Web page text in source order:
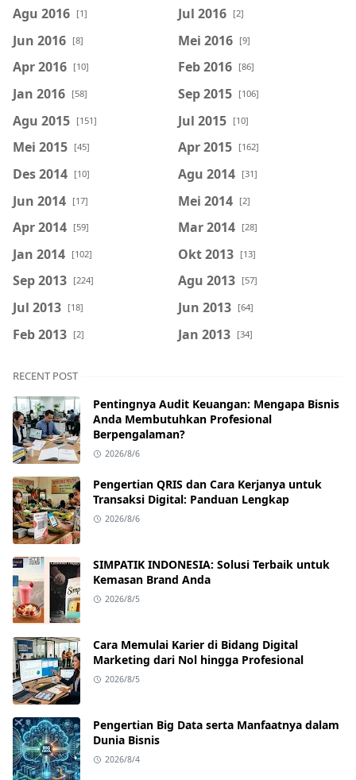
Agu 2016 [1] Jul 2016 [2]
Jun 2016 [8] Mei 2016 [9]
Apr 2016 [10] Feb 2016 [86]
Jan 2016 [58] Sep 2015 [106]
Agu 2015 [151] Jul 2015 [10]
Mei 2015 [45] Apr 2015 [162]
Des 2014 [10] Agu 2014 [31]
Jun 2014 [17] Mei 2014 [2]
Apr 2014 [59] Mar 2014 [28]
Jan 2014 [102] Okt 2013 [13]
Sep 2013 [224] Agu 2013 [57]
Jul 2013 [18] Jun 2013 [64]
Feb 2013 [2] Jan 2013 [34]
RECENT POST
Pentingnya Audit Keuangan: Mengapa Bisnis
Anda Membutuhkan Profesional
Berpengalaman?
2026/8/6
Pengertian QRIS dan Cara Kerjanya untuk
Transaksi Digital: Panduan Lengkap
2026/8/6
SIMPATIK INDONESIA: Solusi Terbaik untuk
Kemasan Brand Anda
2026/8/5
Cara Memulai Karier di Bidang Digital
Marketing dari Nol hingga Profesional
2026/8/5
Pengertian Big Data serta Manfaatnya dalam
Dunia Bisnis
2026/8/4